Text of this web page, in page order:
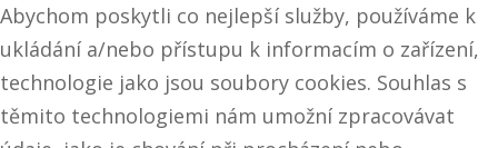
Abychom poskytli co nejlepší služby, používáme k
ukládání a/nebo přístupu k informacím o zařízení,
technologie jako jsou soubory cookies. Souhlas s
těmito technologiemi nám umožní zpracovávat